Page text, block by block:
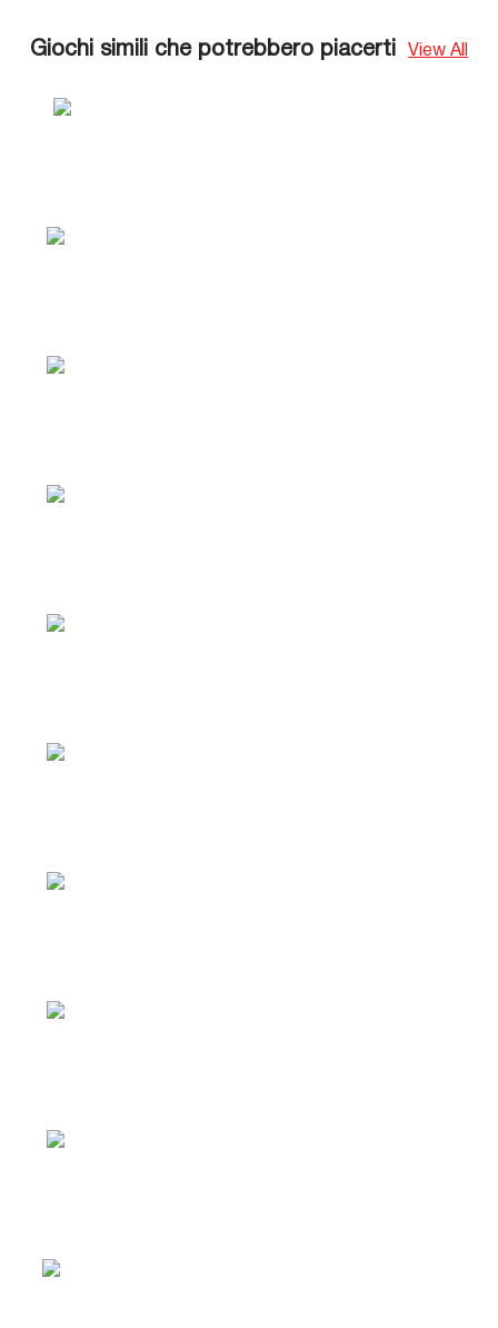
Giochi simili che potrebbero piacerti View All